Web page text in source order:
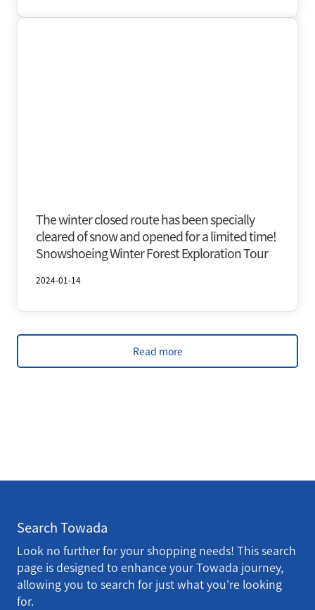
The winter closed route has been specially
cleared of snow and opened for a limited time!
Snowshoeing Winter Forest Exploration Tour
2024-01-14
Read more
Search Towada
Look no further for your shopping needs! This search
page is designed to enhance your Towada journey,
allowing you to search for just what you're looking
for.